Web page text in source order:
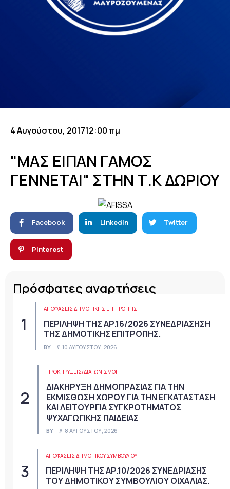
4 Αυγούστου, 201712:00 πμ
"ΜΑΣ ΕΙΠΑΝ ΓΑΜΟΣ
ΓΕΝΝΕΤΑΙ" ΣΤΗΝ Τ.Κ ΔΩΡΙΟΥ
Facebook Linkedin Twitter
Pinterest
Πρόσφατες αναρτήσεις
ΑΠΟΦΆΣΕΙΣ ΔΗΜΟΤΙΚΉΣ ΕΠΙΤΡΟΠΉΣ
ΠΕΡΙΛΗΨΗ ΤΗΣ ΑΡ.16/2026 ΣΥΝΕΔΡΙΑΣΗΣΗ
ΤΗΣ ΔΗΜΟΤΙΚΗΣ ΕΠΙΤΡΟΠΗΣ.
BY 10 ΑΥΓΟΎΣΤΟΥ, 2026
ΠΡΟΚΗΡΎΞΕΙΣ/ΔΙΑΓΩΝΙΣΜΟΊ
ΔΙΑΚΗΡΥΞΗ ΔΗΜΟΠΡΑΣΙΑΣ ΓΙΑ ΤΗΝ
ΕΚΜΙΣΘΩΣΗ ΧΩΡΟΥ ΓΙΑ ΤΗΝ ΕΓΚΑΤΑΣΤΑΣΗ
ΚΑΙ ΛΕΙΤΟΥΡΓΙΑ ΣΥΓΚΡΟΤΗΜΑΤΟΣ
ΨΥΧΑΓΩΓΙΚΗΣ ΠΑΙΔΕΙΑΣ
BY 8 ΑΥΓΟΎΣΤΟΥ, 2026
ΑΠΟΦΆΣΕΙΣ ΔΗΜΟΤΙΚΟΎ ΣΥΜΒΟΥΛΊΟΥ
ΠΕΡΙΛΗΨΗ ΤΗΣ ΑΡ.10/2026 ΣΥΝΕΔΡΙΑΣΗΣ
ΤΟΥ ΔΗΜΟΤΙΚΟΥ ΣΥΜΒΟΥΛΙΟΥ ΟΙΧΑΛΙΑΣ.